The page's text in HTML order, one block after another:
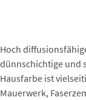
Hoch
dünnschichtige und
Hausfarbe ist
Mauerwerk,